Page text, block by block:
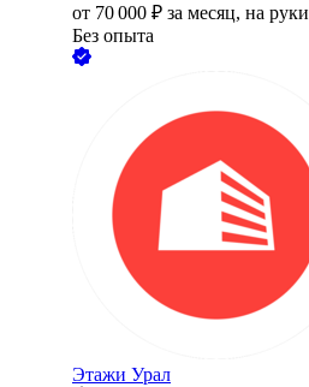
от 70 000 ₽ за месяц, на руки
Без опыта
Этажи Урал